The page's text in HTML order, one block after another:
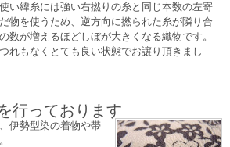
い緯糸には強い右撚りの糸と同じ本数の左寄
物を使うため、逆方向に撚られた糸が隣り合
数が増えるほどしぼが大きくなる織物です。
れもなくとても良い状態でお譲り頂きまし
行っております
伊勢型染の着物や帯